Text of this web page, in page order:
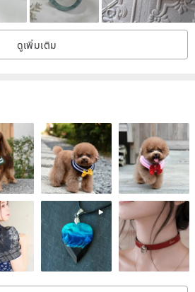
Cord (Crystal Cord)
and has healing effects, helping to
same time, Arusha crystal also has the
positive energy protects us from petty
erosion by negative energy. Arusha
noble people, making our work and
which is beneficial for wealth and
Guide 🌺—
ดูเพิ่มเติม